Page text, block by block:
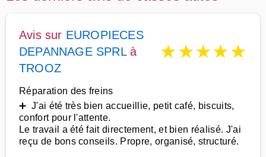
Avis sur EUROPIECES
DEPANNAGE SPRLà
TROOZ
★★★★★
Réparation des freins
➕ J'ai été très bien accueillie, petit café, biscuits,
confort pour l'attente.
Le travail a été fait directement, et bien réalisé. J'ai
reçu de bons conseils. Propre, organisé, structuré.